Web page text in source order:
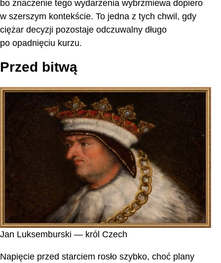
bo znaczenie tego wydarzenia wybrzmiewa dopiero
w szerszym kontekście. To jedna z tych chwil, gdy
ciężar decyzji pozostaje odczuwalny długo
po opadnięciu kurzu.
Przed bitwą
Jan Luksemburski — król Czech
Napięcie przed starciem rosło szybko, choć plany